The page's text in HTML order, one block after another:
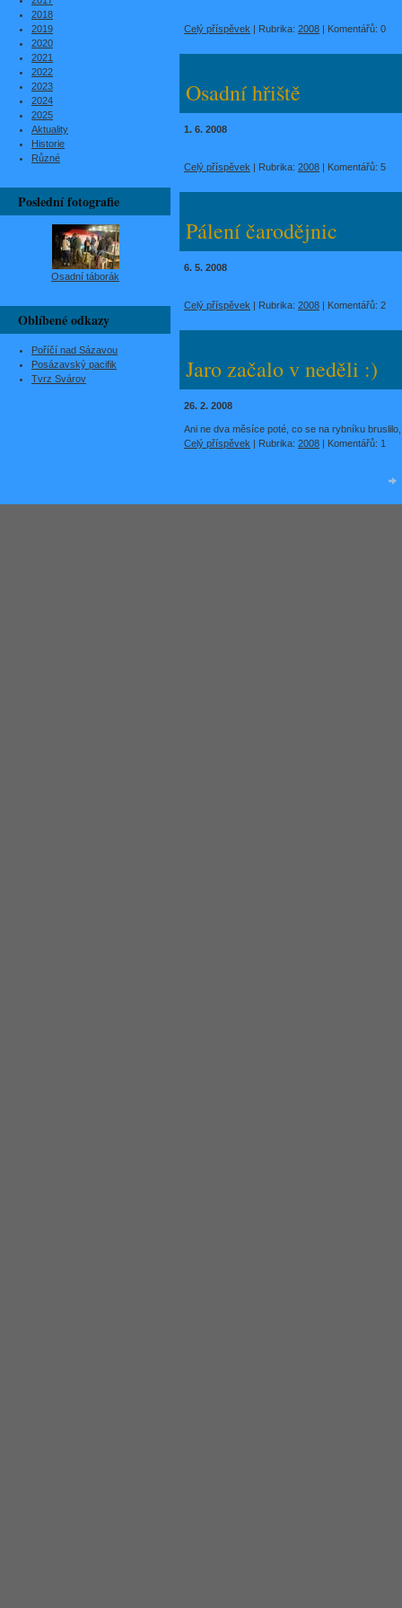
Celý příspěvek | Rubrika: 2008 | Komentářů: 0
Osadní hřiště
1. 6. 2008
Celý příspěvek | Rubrika: 2008 | Komentářů: 5
Pálení čarodějnic
6. 5. 2008
Celý příspěvek | Rubrika: 2008 | Komentářů: 2
Jaro začalo v neděli :)
26. 2. 2008
Ani ne dva měsíce poté, co se na rybníku
Celý příspěvek | Rubrika: 2008 | Komentářů: 1
2018
2019
2020
2021
2022
2023
2024
2025
Aktuality
Historie
Různé
Poslední fotografie
Osadní táborák
Oblíbené odkazy
Poříčí nad Sázavou
Posázavský pacifik
Tvrz Svárov